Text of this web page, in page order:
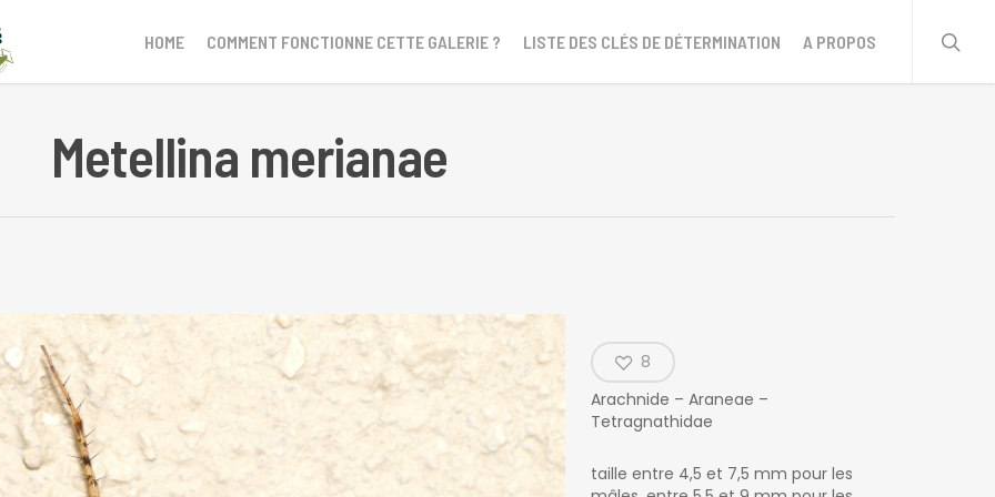
HOME COMMENT FONCTIONNE CETTE GALERIE ? LISTE DES CLÉS DE DÉTERMINATION A PROPOS
Metellina merianae
8
Arachnide – Araneae –
Tetragnathidae
taille entre 4,5 et 7,5 mm pour les